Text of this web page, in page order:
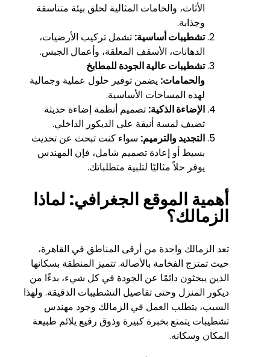
الأثاث، والخامات المثالية لخلق بيئة متناسقة
وجذابة.
تشطيبات أساسية: تشمل تركيب الأرضيات،
الدهانات، الأسقف المعلقة، وأعمال الجبس.
تشطيبات عالية الجودة للمطابخ
والحمامات: يضمن توفير حلول عملية وجمالية
لهذه المساحات الأساسية.
الإضاءة الذكية: تصميم أنظمة إضاءة حديثة
تضيف لمسة أنيقة على الديكور الداخلي.
التجديد والترميم: سواء كنت تبحث عن تحديث
بسيط أو إعادة تصميم شامل، فإن المهندس
يوفر حلاً مثاليًا لتلبية متطلباتك.
أهمية الموقع الجغرافي: لماذا
الزمالك؟
تعد الزمالك واحدة من أرقى المناطق في القاهرة،
حيث تمتزج الفخامة بالأصالة. تتميز المنطقة بسكانها
الذين يبحثون دائمًا عن الجودة في كل شيء، بدءًا من
ديكور المنزل وحتى تفاصيل التشطيبات الدقيقة. ولهذا
السبب، يتطلب العمل في الزمالك وجود مهندس
تشطيبات يتمتع بخبرة كبيرة وذوق رفيع يلائم طبيعة
المكان وسكانه.